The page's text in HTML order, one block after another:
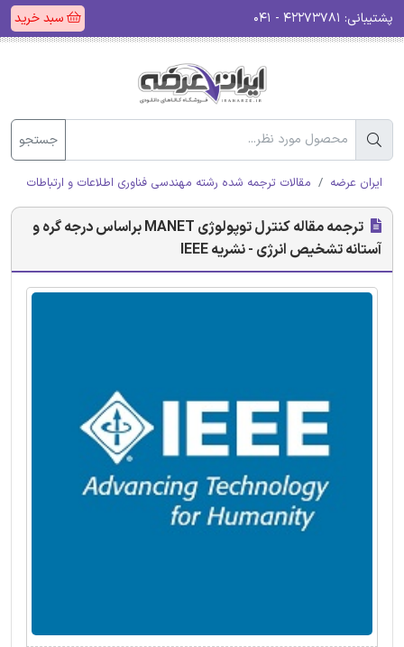
پشتیبانی: سبد خرید
جستجو
ایران عرضه مقالات ترجمه شده رشته مهندسی فناوری اطلاعات و ارتباطات (ICT)
ترجمه مقاله کنترل توپولوژی MANET براساس درجه گره و
آستانه تشخیص انرژی - نشریه IEEE